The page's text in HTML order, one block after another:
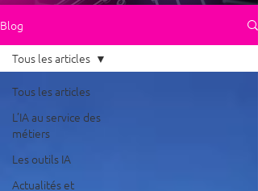
Blog
Tous les articles
L’IA au service des
métiers
Les outils IA
Actualités et
Tous les articles